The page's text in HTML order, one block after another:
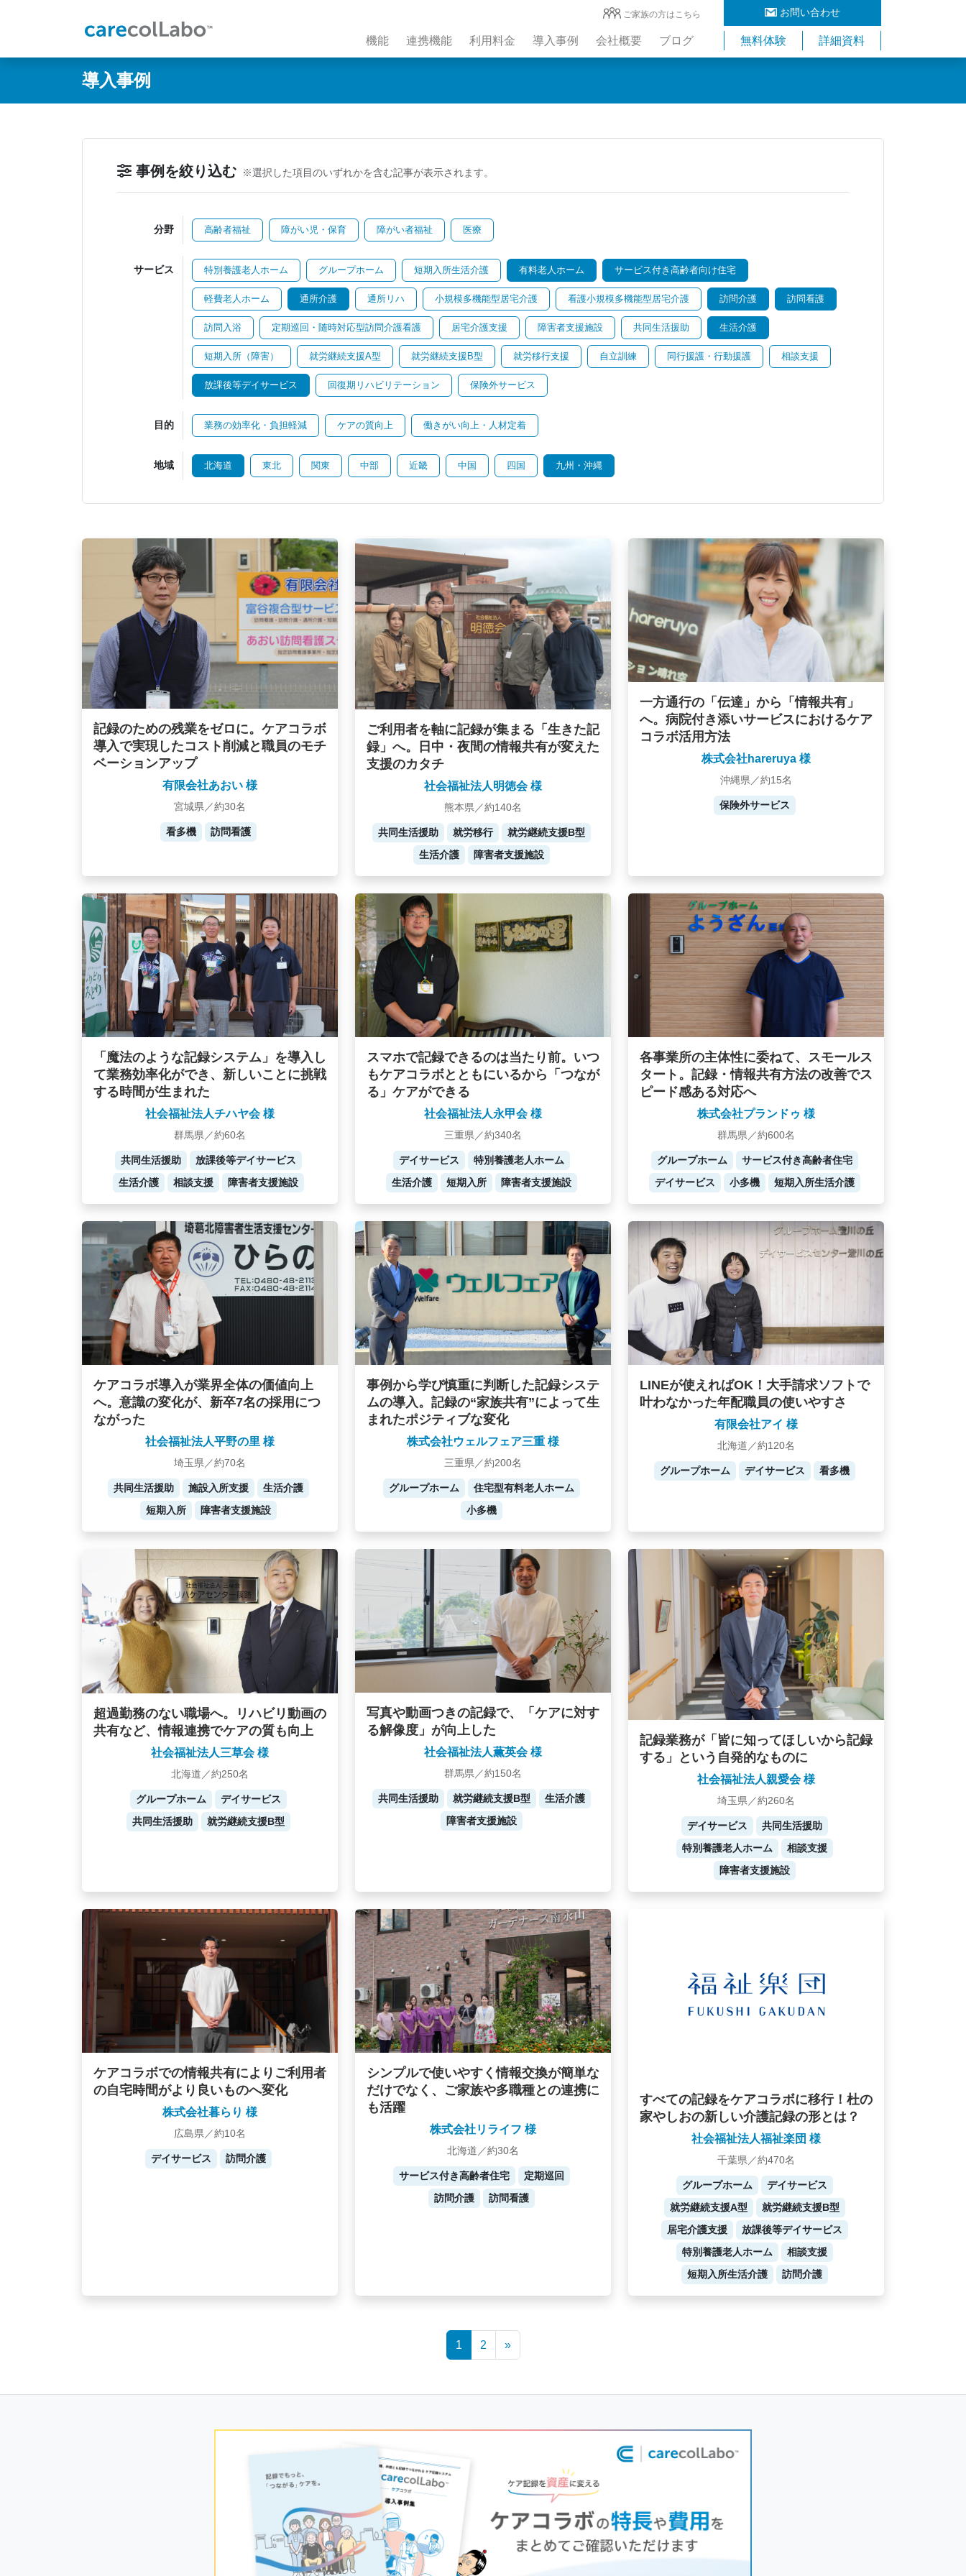
お問い合わせ
ご家族の方はこちら
機能 連携機能 利用料金 導入事例 会社概要 ブログ 無料体験 詳細資料
導入事例
事例を絞り込む ※選択した項目のいずれかを含む記事が表示されます。
分野 高齢者福祉 障がい児・保育 障がい者福祉 医療
サービス 特別養護老人ホーム グループホーム 短期入所生活介護 有料老人ホーム サービス付き高齢者向け住宅
軽費老人ホーム 通所介護 通所リハ 小規模多機能型居宅介護 看護小規模多機能型居宅介護 訪問介護 訪問看護
訪問入浴 定期巡回・随時対応型訪問介護看護 居宅介護支援 障害者支援施設 共同生活援助 生活介護
短期入所（障害） 就労継続支援A型 就労継続支援B型 就労移行支援 自立訓練 同行援護・行動援護 相談支援
放課後等デイサービス 回復期リハビリテーション 保険外サービス
目的 業務の効率化・負担軽減 ケアの質向上 働きがい向上・人材定着
地域 北海道 東北 関東 中部 近畿 中国 四国 九州・沖縄
記録のための残業をゼロに。ケアコラボ
導入で実現したコスト削減と職員のモチ
ベーションアップ
有限会社あおい 様
宮城県／約30名
看多機 訪問看護
ご利用者を軸に記録が集まる「生きた記
録」へ。日中・夜間の情報共有が変えた
支援のカタチ
社会福祉法人明徳会 様
熊本県／約140名
共同生活援助 就労移行
就労継続支援B型
生活介護
障害者支援施設
一方通行の「伝達」から「情報共有」
へ。病院付き添いサービスにおけるケア
コラボ活用方法
株式会社hareruya 様
沖縄県／約15名
保険外サービス
「魔法のような記録システム」を導入し
て業務効率化ができ、新しいことに挑戦
する時間が生まれた
社会福祉法人チハヤ会 様
群馬県／約60名
共同生活援助
放課後等デイサービス
生活介護
相談支援 障害者支援施設
スマホで記録できるのは当たり前。いつ
もケアコラボとともにいるから「つなが
る」ケアができる
社会福祉法人永甲会 様
三重県／約340名
デイサービス
特別養護老人ホーム
生活介護
短期入所 障害者支援施設
各事業所の主体性に委ねて、スモールス
タート。記録・情報共有方法の改善でス
ピード感ある対応へ
株式会社プランドゥ 様
群馬県／約600名
グループホーム
サービス付き高齢者住宅
デイサービス
小多機 短期入所生活介護
ケアコラボ導入が業界全体の価値向上
へ。意識の変化が、新卒7名の採用につ
ながった
社会福祉法人平野の里 様
埼玉県／約70名
共同生活援助 施設入所支援
生活介護
短期入所
障害者支援施設
事例から学び慎重に判断した記録システ
ムの導入。記録の“家族共有”によって生
まれたポジティブな変化
株式会社ウェルフェア三重 様
三重県／約200名
グループホーム
住宅型有料老人ホーム
小多機
LINEが使えればOK！大手請求ソフトで
叶わなかった年配職員の使いやすさ
有限会社アイ 様
北海道／約120名
グループホーム デイサービス 看多機
超過勤務のない職場へ。リハビリ動画の
共有など、情報連携でケアの質も向上
社会福祉法人三草会 様
北海道／約250名
グループホーム
デイサービス
共同生活援助
就労継続支援B型
写真や動画つきの記録で、「ケアに対す
る解像度」が向上した
社会福祉法人薫英会 様
群馬県／約150名
共同生活援助 就労継続支援B型
生活介護
障害者支援施設
記録業務が「皆に知ってほしいから記録
する」という自発的なものに
社会福祉法人親愛会 様
埼玉県／約260名
デイサービス
共同生活援助
特別養護老人ホーム
相談支援
障害者支援施設
ケアコラボでの情報共有によりご利用者
の自宅時間がより良いものへ変化
株式会社暮らり 様
広島県／約10名
デイサービス 訪問介護
シンプルで使いやすく情報交換が簡単な
だけでなく、ご家族や多職種との連携に
も活躍
株式会社リライフ 様
北海道／約30名
サービス付き高齢者住宅
定期巡回
訪問介護
訪問看護
すべての記録をケアコラボに移行！杜の
家やしおの新しい介護記録の形とは？
社会福祉法人福祉楽団 様
千葉県／約470名
グループホーム
デイサービス
就労継続支援A型
就労継続支援B型
居宅介護支援
放課後等デイサービス
特別養護老人ホーム
相談支援
短期入所生活介護
訪問介護
1 2 »